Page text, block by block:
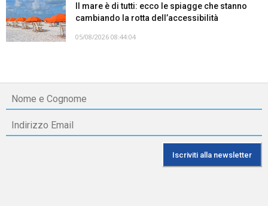
Il mare è di tutti: ecco le spiagge che stanno
cambiando la rotta dell’accessibilità
05/08/2026 08:44:04